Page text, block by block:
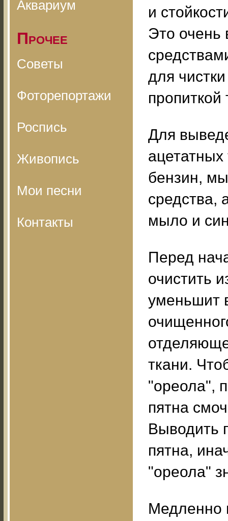
Аквариум
Прочее
Советы
Фоторепортажи
Роспись
Живопись
Мои песни
Контакты
и
Это очень
для
Для
бензин,
средства,
мыло и
Перед
очистить
уменьшит
ткани.
"ореола",
пятна
Выводить
пятна,
"ореола"
Медленно